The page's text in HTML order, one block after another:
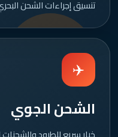
تنسيق إجراءات الشحن
✈️
الشحن الجوي